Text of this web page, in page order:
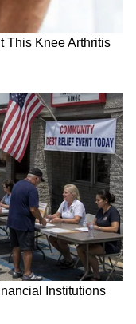
से पहले कब, कहां और
बनाम श्रीलंका XI
को